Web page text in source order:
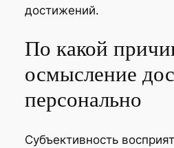
достижений.
По какой
осмысление
персонально
Субъективность